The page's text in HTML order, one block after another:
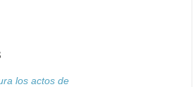
los actos de